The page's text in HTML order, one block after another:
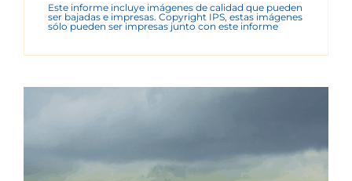
Este informe incluye imágenes de calidad que pueden
ser bajadas e impresas. Copyright IPS, estas imágenes
sólo pueden ser impresas junto con este informe